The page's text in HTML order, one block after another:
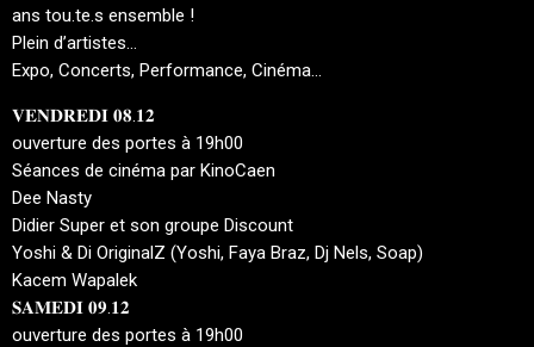
ans tou.te.s ensemble !
Plein d’artistes…
Expo, Concerts, Performance, Cinéma…
𝐕𝐄𝐍𝐃𝐑𝐄𝐃𝐈 𝟎𝟖.𝟏𝟐
ouverture des portes à 19h00
Séances de cinéma par KinoCaen
Dee Nasty
Didier Super et son groupe Discount
Yoshi & Di OriginalZ (Yoshi, Faya Braz, Dj Nels, Soap)
Kacem Wapalek
𝐒𝐀𝐌𝐄𝐃𝐈 𝟎𝟗.𝟏𝟐
ouverture des portes à 19h00